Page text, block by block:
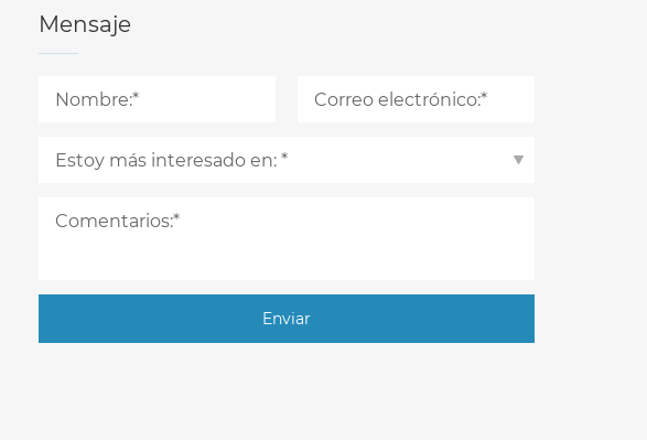
Mensaje
Enviar